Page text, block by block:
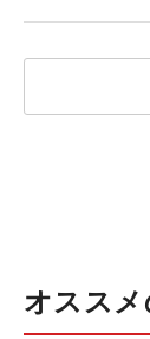
オスス